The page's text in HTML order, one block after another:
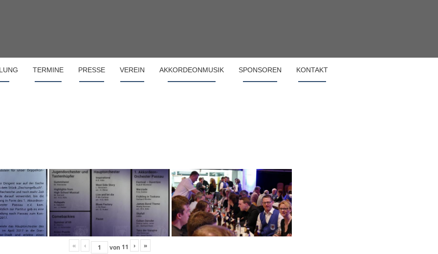
TERMINE PRESSE VEREIN AKKORDEONMUSIK SPONSOREN KONTAKT
« ‹ von 11 › »